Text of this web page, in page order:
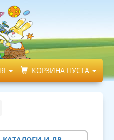
КОРЗИНА ПУСТА